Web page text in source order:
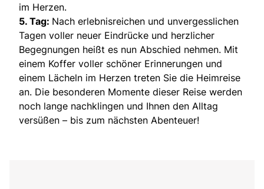
im Herzen.
5. Tag: Nach erlebnisreichen und unvergesslichen
Tagen voller neuer Eindrücke und herzlicher
Begegnungen heißt es nun Abschied nehmen. Mit
einem Koffer voller schöner Erinnerungen und
einem Lächeln im Herzen treten Sie die Heimreise
an. Die besonderen Momente dieser Reise werden
noch lange nachklingen und Ihnen den Alltag
versüßen – bis zum nächsten Abenteuer!